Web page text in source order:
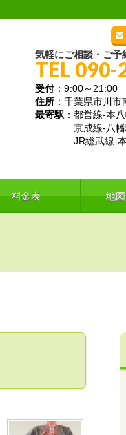
気軽にご相談・ご予
TEL
受付：9:00～
住所 ：千葉県市川
最寄駅 ：都営線-本
京成線-八幡
JR総武線-本
料金表 地